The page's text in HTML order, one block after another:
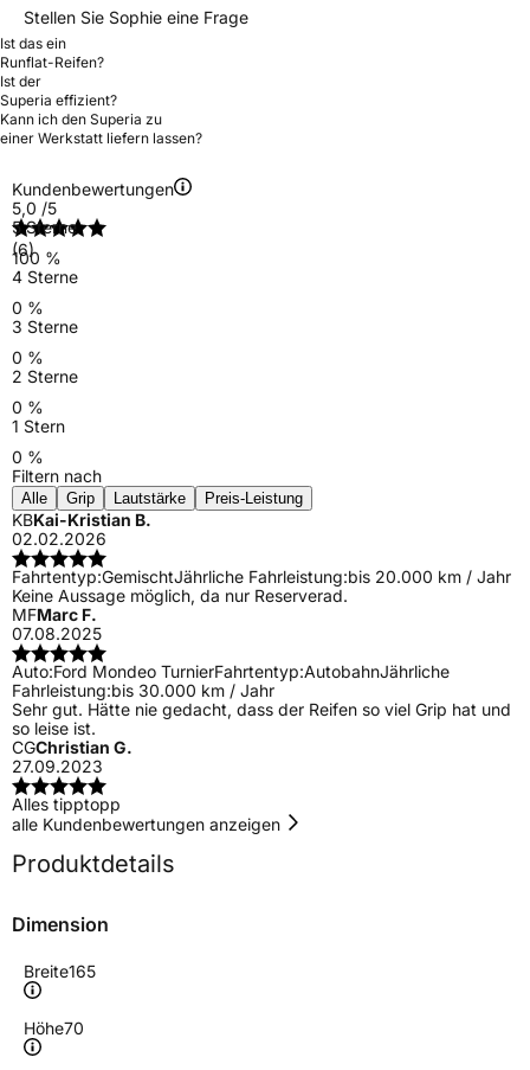
Stellen Sie Sophie eine Frage
Ist das ein
Runflat-Reifen?
Ist der
Superia effizient?
Kann ich den Superia zu
einer Werkstatt liefern lassen?
Kundenbewertungen
5,0 /5
(6)
5 Sterne
100 %
4 Sterne
0 %
3 Sterne
0 %
2 Sterne
0 %
1 Stern
0 %
Filtern nach
Alle Grip Lautstärke Preis-Leistung
KBKai-Kristian B.
02.02.2026
Fahrtentyp:GemischtJährliche Fahrleistung:bis 20.000 km / Jahr
Keine Aussage möglich, da nur Reserverad.
MFMarc F.
07.08.2025
Auto:Ford Mondeo TurnierFahrtentyp:AutobahnJährliche
Fahrleistung:bis 30.000 km / Jahr
Sehr gut. Hätte nie gedacht, dass der Reifen so viel Grip hat und
so leise ist.
CGChristian G.
27.09.2023
Alles tipptopp
alle Kundenbewertungen anzeigen
Produktdetails
Dimension
Breite165
Höhe70